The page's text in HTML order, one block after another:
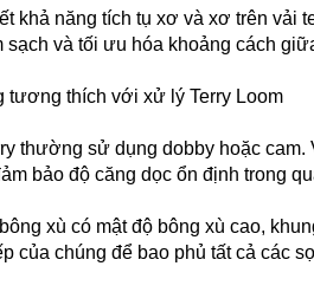
khả năng tích tụ xơ và xơ trên vải
sạch và tối ưu hóa khoảng cách
tương thích với xử lý Terry Loom
thường sử dụng dobby hoặc
bảo độ căng dọc ổn định trong
xù có mật độ bông xù cao,
của chúng để bao phủ tất cả các